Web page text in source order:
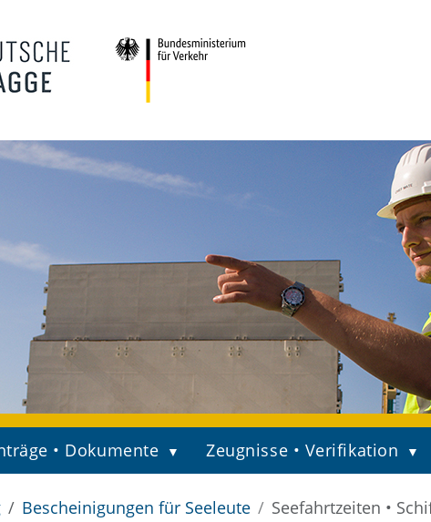
• Dokumente Zeugnisse • Verifikation
Bescheinigungen für Seeleute Seefahrtzeiten •